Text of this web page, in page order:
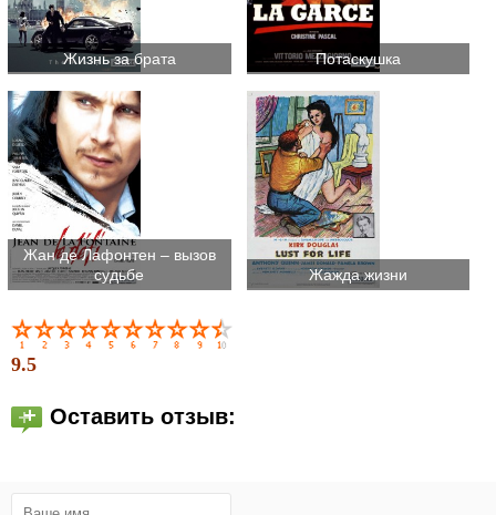
Жизнь за брата Потаскушка
Жан де Лафонтен – вызов
судьбе
Жажда жизни
9.5
Оставить отзыв: